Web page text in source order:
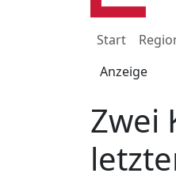
Start
Anzeige
Zwei